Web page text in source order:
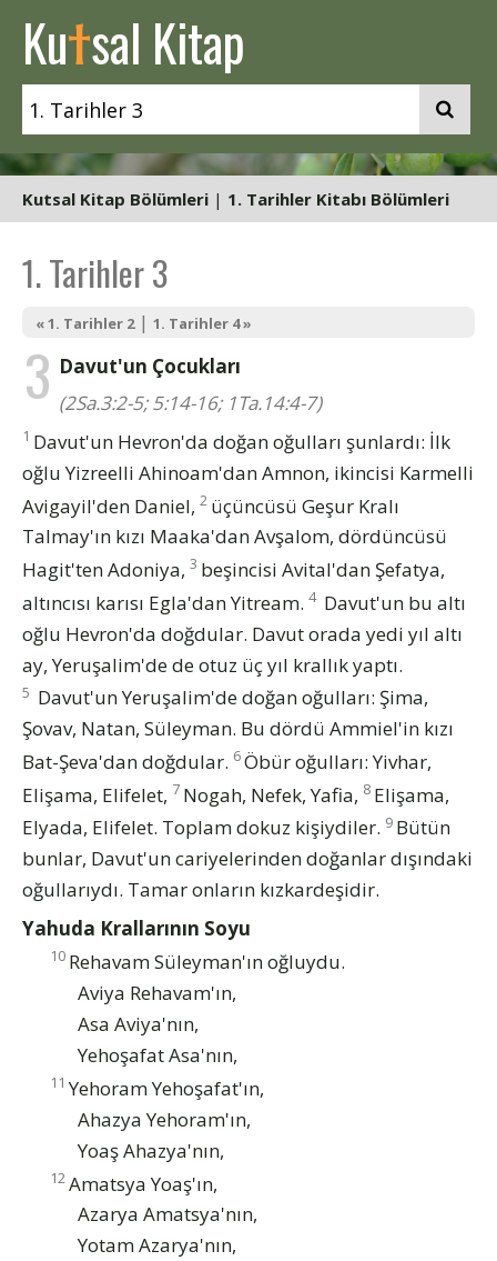
Kutsal Kitap
Kutsal Kitap Bölümleri | 1. Tarihler Kitabı Bölümleri
1. Tarihler 3
« 1. Tarihler 2| 1. Tarihler 4 »
3 Davut'un Çocukları
(2Sa.3:2-5; 5:14-16; 1Ta.14:4-7)
1 Davut'un Hevron'da doğan oğulları şunlardı: İlk
oğlu Yizreelli Ahinoam'dan Amnon, ikincisi Karmelli
Avigayil'den Daniel, 2 üçüncüsü Geşur Kralı
Talmay'ın kızı Maaka'dan Avşalom, dördüncüsü
Hagit'ten Adoniya, 3 beşincisi Avital'dan Şefatya,
altıncısı karısı Egla'dan Yitream. 4 Davut'un bu altı
oğlu Hevron'da doğdular. Davut orada yedi yıl altı
ay, Yeruşalim'de de otuz üç yıl krallık yaptı.
5 Davut'un Yeruşalim'de doğan oğulları: Şima,
Şovav, Natan, Süleyman. Bu dördü Ammiel'in kızı
Bat-Şeva'dan doğdular. 6Öbür oğulları: Yivhar,
Elişama, Elifelet, 7 Nogah, Nefek, Yafia, 8 Elişama,
Elyada, Elifelet. Toplam dokuz kişiydiler. 9 Bütün
bunlar, Davut'un cariyelerinden doğanlar dışındaki
oğullarıydı. Tamar onların kızkardeşidir.
Yahuda Krallarının Soyu
10 Rehavam Süleyman'ın oğluydu.
Aviya Rehavam'ın,
Asa Aviya'nın,
Yehoşafat Asa'nın,
11 Yehoram Yehoşafat'ın,
Ahazya Yehoram'ın,
Yoaş Ahazya'nın,
12 Amatsya Yoaş'ın,
Azarya Amatsya'nın,
Yotam Azarya'nın,